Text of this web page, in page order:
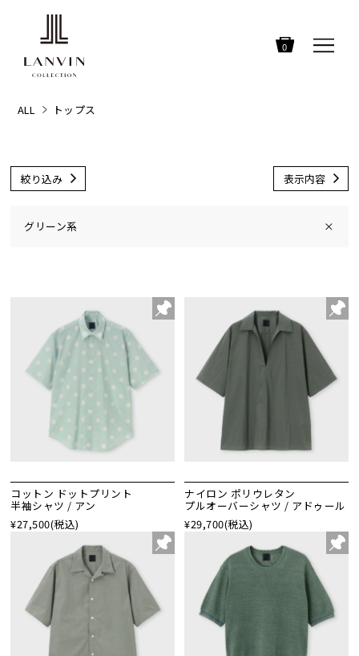
0
ALL トップス
絞り込み 表示内容
グリーン系 ×
コットン ドットプリント
半袖シャツ / アン
¥27,500(税込)
ナイロン ポリウレタン
プルオーバーシャツ / アドゥール
¥29,700(税込)